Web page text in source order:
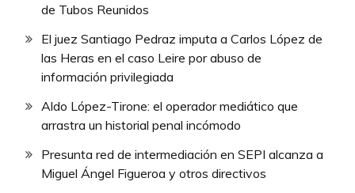
de Tubos Reunidos
El juez Santiago Pedraz imputa a Carlos López de
las Heras en el caso Leire por abuso de
información privilegiada
Aldo López-Tirone: el operador mediático que
arrastra un historial penal incómodo
Presunta red de intermediación en SEPI alcanza a
Miguel Ángel Figueroa y otros directivos